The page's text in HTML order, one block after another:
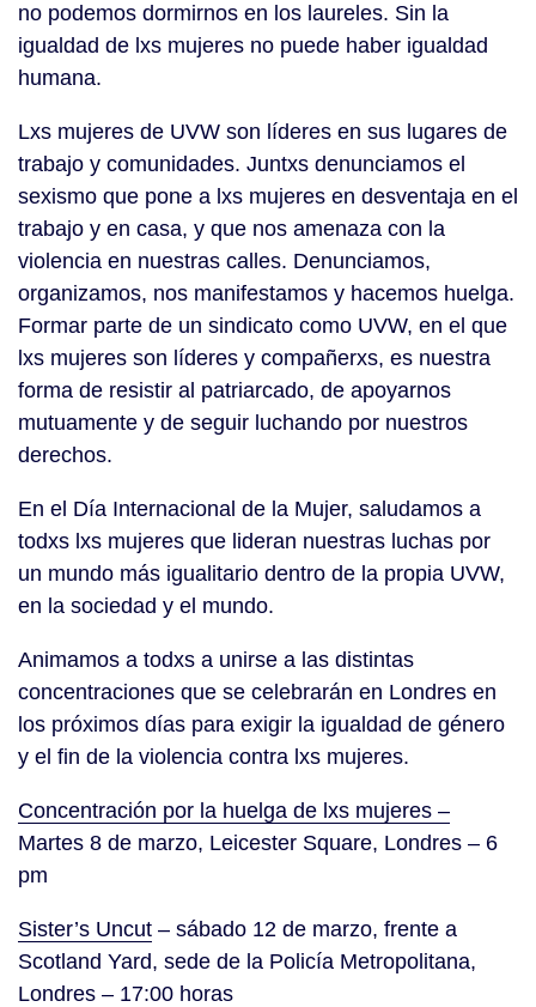
no podemos dormirnos en los laureles. Sin la
igualdad de lxs mujeres no puede haber igualdad
humana.
Lxs mujeres de UVW son líderes en sus lugares de
trabajo y comunidades. Juntxs denunciamos el
sexismo que pone a lxs mujeres en desventaja en el
trabajo y en casa, y que nos amenaza con la
violencia en nuestras calles. Denunciamos,
organizamos, nos manifestamos y hacemos huelga.
Formar parte de un sindicato como UVW, en el que
lxs mujeres son líderes y compañerxs, es nuestra
forma de resistir al patriarcado, de apoyarnos
mutuamente y de seguir luchando por nuestros
derechos.
En el Día Internacional de la Mujer, saludamos a
todxs lxs mujeres que lideran nuestras luchas por
un mundo más igualitario dentro de la propia UVW,
en la sociedad y el mundo.
Animamos a todxs a unirse a las distintas
concentraciones que se celebrarán en Londres en
los próximos días para exigir la igualdad de género
y el fin de la violencia contra lxs mujeres.
Concentración por la huelga de lxs mujeres –
Martes 8 de marzo, Leicester Square, Londres – 6
pm
Sister’s Uncut – sábado 12 de marzo, frente a
Scotland Yard, sede de la Policía Metropolitana,
Londres – 17:00 horas